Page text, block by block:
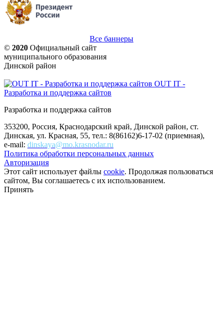
Все баннеры
© 2020 Официальный сайт
муниципального образования
Динской район
OUT IT -
Разработка и поддержка сайтов
Разработка и поддержка сайтов
353200, Россия, Краснодарский край, Динской район, ст.
Динская, ул. Красная, 55, тел.: 8(86162)6-17-02 (приемная),
e-mail: dinskaya@mo.krasnodar.ru
Политика обработки персональных данных
Авторизация
Этот сайт использует файлы cookie. Продолжая пользоваться
сайтом, Вы соглашаетесь с их использованием.
Принять